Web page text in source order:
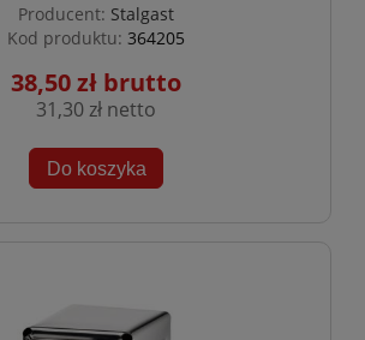
Producent: Stalgast
Kod produktu: 364205
38,50 zł
31,30 zł
Do koszyka